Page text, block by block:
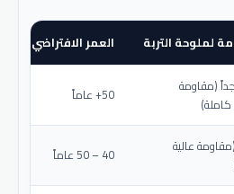
لملوحة التربة العمر الافتراضي
(مقاومة
كاملة)
50+ عاماً
عالية
40 – 50 عاماً